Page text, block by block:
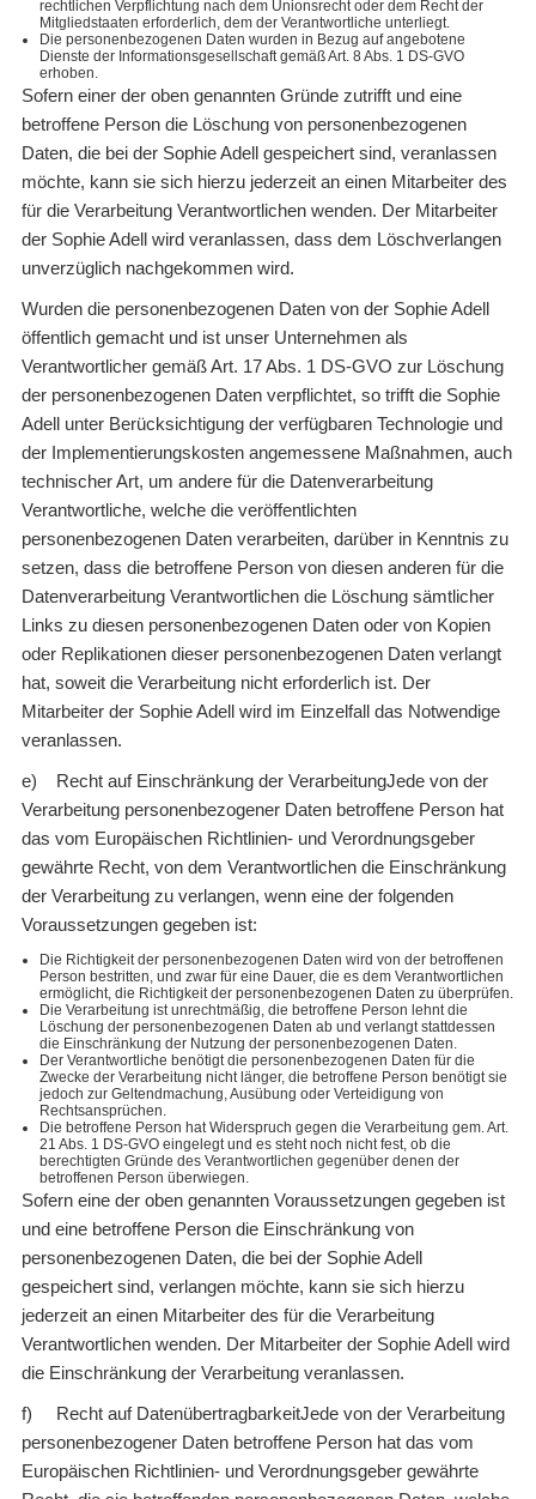
rechtlichen Verpflichtung nach dem Unionsrecht oder dem Recht der
Mitgliedstaaten erforderlich, dem der Verantwortliche unterliegt.
Die personenbezogenen Daten wurden in Bezug auf angebotene
Dienste der Informationsgesellschaft gemäß Art. 8 Abs. 1 DS-GVO
erhoben.
Sofern einer der oben genannten Gründe zutrifft und eine
betroffene Person die Löschung von personenbezogenen
Daten, die bei der Sophie Adell gespeichert sind, veranlassen
möchte, kann sie sich hierzu jederzeit an einen Mitarbeiter des
für die Verarbeitung Verantwortlichen wenden. Der Mitarbeiter
der Sophie Adell wird veranlassen, dass dem Löschverlangen
unverzüglich nachgekommen wird.
Wurden die personenbezogenen Daten von der Sophie Adell
öffentlich gemacht und ist unser Unternehmen als
Verantwortlicher gemäß Art. 17 Abs. 1 DS-GVO zur Löschung
der personenbezogenen Daten verpflichtet, so trifft die Sophie
Adell unter Berücksichtigung der verfügbaren Technologie und
der Implementierungskosten angemessene Maßnahmen, auch
technischer Art, um andere für die Datenverarbeitung
Verantwortliche, welche die veröffentlichten
personenbezogenen Daten verarbeiten, darüber in Kenntnis zu
setzen, dass die betroffene Person von diesen anderen für die
Datenverarbeitung Verantwortlichen die Löschung sämtlicher
Links zu diesen personenbezogenen Daten oder von Kopien
oder Replikationen dieser personenbezogenen Daten verlangt
hat, soweit die Verarbeitung nicht erforderlich ist. Der
Mitarbeiter der Sophie Adell wird im Einzelfall das Notwendige
veranlassen.
e) Recht auf Einschränkung der VerarbeitungJede von der
Verarbeitung personenbezogener Daten betroffene Person hat
das vom Europäischen Richtlinien- und Verordnungsgeber
gewährte Recht, von dem Verantwortlichen die Einschränkung
der Verarbeitung zu verlangen, wenn eine der folgenden
Voraussetzungen gegeben ist:
Die Richtigkeit der personenbezogenen Daten wird von der betroffenen
Person bestritten, und zwar für eine Dauer, die es dem Verantwortlichen
ermöglicht, die Richtigkeit der personenbezogenen Daten zu überprüfen.
Die Verarbeitung ist unrechtmäßig, die betroffene Person lehnt die
Löschung der personenbezogenen Daten ab und verlangt stattdessen
die Einschränkung der Nutzung der personenbezogenen Daten.
Der Verantwortliche benötigt die personenbezogenen Daten für die
Zwecke der Verarbeitung nicht länger, die betroffene Person benötigt sie
jedoch zur Geltendmachung, Ausübung oder Verteidigung von
Rechtsansprüchen.
Die betroffene Person hat Widerspruch gegen die Verarbeitung gem. Art.
21 Abs. 1 DS-GVO eingelegt und es steht noch nicht fest, ob die
berechtigten Gründe des Verantwortlichen gegenüber denen der
betroffenen Person überwiegen.
Sofern eine der oben genannten Voraussetzungen gegeben ist
und eine betroffene Person die Einschränkung von
personenbezogenen Daten, die bei der Sophie Adell
gespeichert sind, verlangen möchte, kann sie sich hierzu
jederzeit an einen Mitarbeiter des für die Verarbeitung
Verantwortlichen wenden. Der Mitarbeiter der Sophie Adell wird
die Einschränkung der Verarbeitung veranlassen.
f) Recht auf DatenübertragbarkeitJede von der Verarbeitung
personenbezogener Daten betroffene Person hat das vom
Europäischen Richtlinien- und Verordnungsgeber gewährte